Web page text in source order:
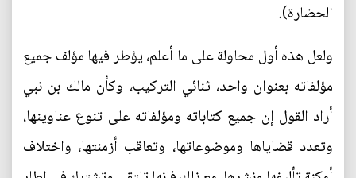
الحضارة).
ولعل هذه أول محاولة على ما أعلم، يؤطر فيها مؤلف جميع
مؤلفاته بعنوان واحد، ثنائي التركيب، وكأن مالك بن نبي
أراد القول إن جميع كتاباته ومؤلفاته على تنوع عناوينها،
وتعدد قضاياها وموضوعاتها، وتعاقب أزمنتها، واختلاف